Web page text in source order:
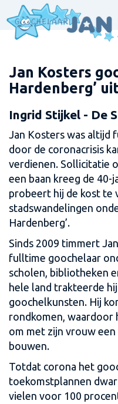
Jan Kosters
Hardenberg’
Ingrid Stijkel - De
Jan Kosters was altijd
door de coronacrisis
verdienen. Sollicitatie
een baan kreeg de
probeert hij de kost te
stadswandelingen
Hardenberg’.
Sinds 2009 timmert
fulltime goochelaar
scholen, bibliotheken
hele land trakteerde
goochelkunsten. Hij
rondkomen, waardoor
om met zijn vrouw
bouwen.
Totdat corona het
toekomstplannen
vielen voor 100